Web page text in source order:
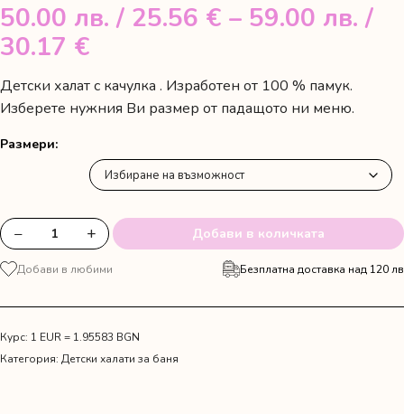
50.00 лв. / 25.56 € – 59.00 лв. /
30.17 €
range:
50.00 лв.
25.56 €
through
59.00 лв.
/
30.17 €
Детски халат с качулка . Изработен от 100 % памук.
Изберете нужния Ви размер от падащото ни меню.
Размери
количество
за
Детски
баня
с
− + Добави в количката
Добави в любими Безплатна доставка над 120 лв
Курс: 1 EUR = 1.95583 BGN
Категория: Детски халати за баня